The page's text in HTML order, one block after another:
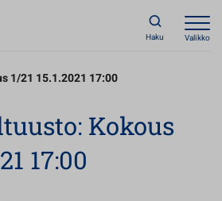
Haku Valikko
1/21 15.1.2021 17:00
Kokous
17:00